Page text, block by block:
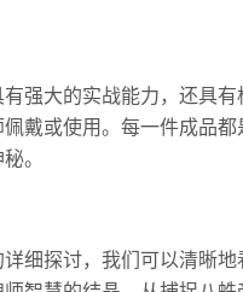
强大的实战能力，还具
戴或使用。每一件成品都
。
细探讨，我们可以清晰